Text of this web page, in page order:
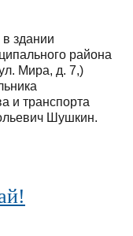
здании
района
Мира, д. 7,)
и транспорта
Шушкин.